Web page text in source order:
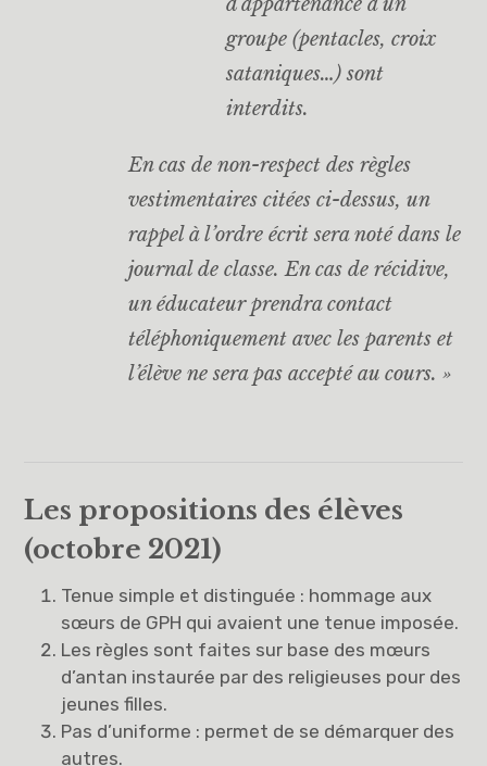
groupe (pentacles, croix
sataniques…) sont
interdits.
En cas de non-respect des règles
vestimentaires citées ci-dessus, un
rappel à l’ordre écrit sera noté dans le
journal de classe. En cas de récidive,
un éducateur prendra contact
téléphoniquement avec les parents et
l’élève ne sera pas accepté au cours. »
Les propositions des élèves
(octobre 2021)
Tenue simple et distinguée : hommage aux
sœurs de GPH qui avaient une tenue imposée.
Les règles sont faites sur base des mœurs
d’antan instaurée par des religieuses pour des
jeunes filles.
Pas d’uniforme : permet de se démarquer des
autres.